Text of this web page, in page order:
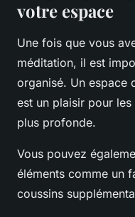
votre espace
Une fois que vous
méditation, il est
organisé. Un espace
est un plaisir pour
plus profonde.
Vous pouvez
éléments comme un
coussins